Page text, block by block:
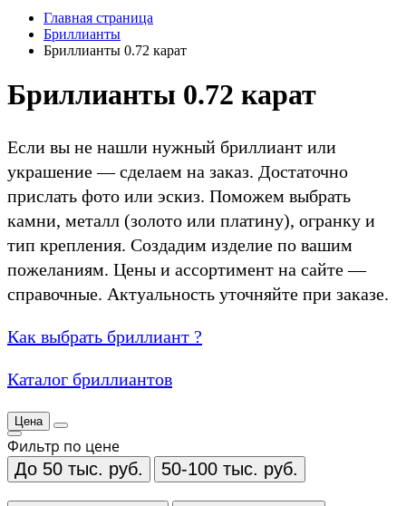
Главная страница
Бриллианты
Бриллианты 0.72 карат
Бриллианты 0.72 карат
Если вы не нашли нужный бриллиант или
украшение — сделаем на заказ. Достаточно
прислать фото или эскиз. Поможем выбрать
камни, металл (золото или платину), огранку и
тип крепления. Создадим изделие по вашим
пожеланиям. Цены и ассортимент на сайте —
справочные. Актуальность уточняйте при заказе.
Как выбрать бриллиант ?
Каталог бриллиантов
Цена
Фильтр по цене
До 50 тыс. руб.
50-100 тыс. руб.